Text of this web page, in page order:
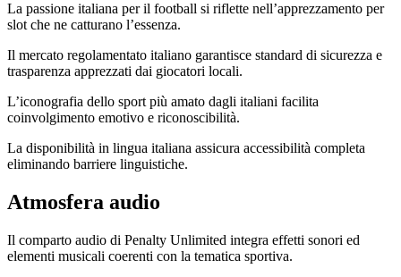
La passione italiana per il football si riflette nell’apprezzamento per
slot che ne catturano l’essenza.
Il mercato regolamentato italiano garantisce standard di sicurezza e
trasparenza apprezzati dai giocatori locali.
L’iconografia dello sport più amato dagli italiani facilita
coinvolgimento emotivo e riconoscibilità.
La disponibilità in lingua italiana assicura accessibilità completa
eliminando barriere linguistiche.
Atmosfera audio
Il comparto audio di Penalty Unlimited integra effetti sonori ed
elementi musicali coerenti con la tematica sportiva.